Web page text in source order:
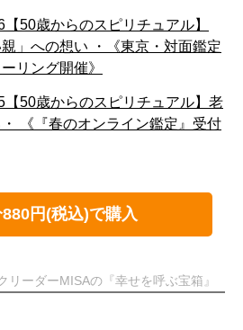
【50歳からのスピリチュアル】
親」への想い ・《東京・対面鑑定
リング開催》
【50歳からのスピリチュアル】老
《『春のオンライン鑑定』受付
円(税込)で購入
リーダーMISAの『幸せを呼ぶ宝箱』